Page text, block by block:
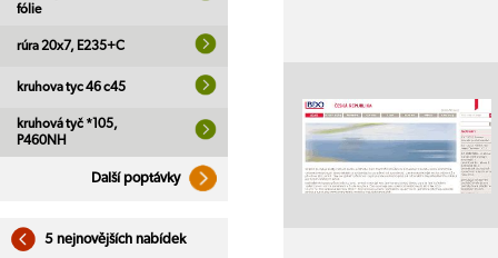
fólie
rúra 20x7, E235+C
kruhova tyc 46 c45
kruhová tyč *105,
P460NH
Další poptávky
5 nejnovějších nabídek